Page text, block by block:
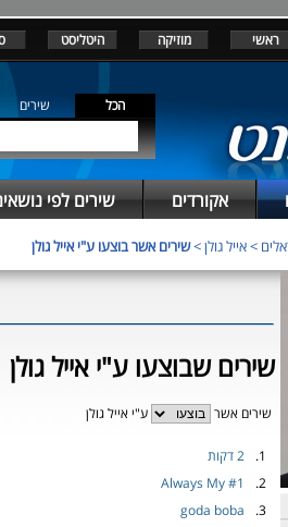
ראשי מוזיקה היטליסט
הכל שירים
אקורדים שירים לפי
>אייל גולן>שירים אשר בוצעו ע"י אייל גולן
שירים שבוצעו ע"י אייל גולן
שירים אשר ע"י אייל גולן
1.
2 דקות
2.
Always My #1
3.
goda boba